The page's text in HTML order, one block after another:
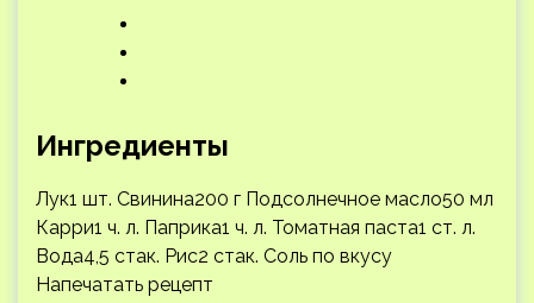
Ингредиенты
Лук1 шт. Свинина200 г Подсолнечное масло50 мл
Карри1 ч. л. Паприка1 ч. л. Томатная паста1 ст. л.
Вода4,5 стак. Рис2 стак. Соль по вкусу
Напечатать рецепт